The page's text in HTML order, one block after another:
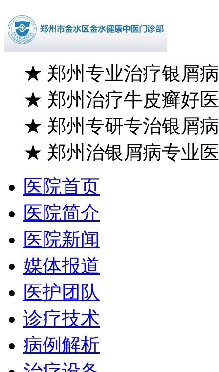
★ 郑州专业治疗银屑
★ 郑州治疗牛皮癣好
★ 郑州专研专治银屑
★ 郑州治银屑病专业
医院首页
医院简介
医院新闻
媒体报道
医护团队
诊疗技术
病例解析